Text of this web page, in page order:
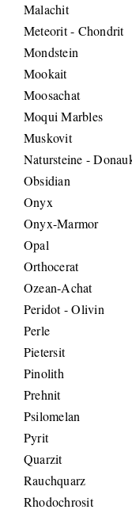
Malachit
Meteorit - Chondrit
Mondstein
Mookait
Moosachat
Moqui Marbles
Muskovit
Natursteine -
Obsidian
Onyx
Onyx-Marmor
Opal
Orthocerat
Ozean-Achat
Peridot - Olivin
Perle
Pietersit
Pinolith
Prehnit
Psilomelan
Pyrit
Quarzit
Rauchquarz
Rhodochrosit